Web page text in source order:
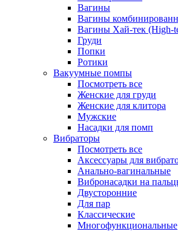
Вагины
Вагины
Вагины Хай-тек (High-
Груди
Попки
Ротики
Вакуумные помпы
Посмотреть все
Женские для груди
Женские для клитора
Мужские
Насадки для помп
Вибраторы
Посмотреть все
Аксессуары для
Анально-вагинальные
Вибронасадки на
Двусторонние
Для пар
Классические
Многофункциональные